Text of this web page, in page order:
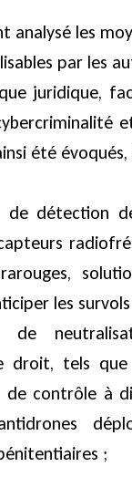
analysé les
par les
juridique,
été
de détection
les
droit, tels
de contrôle à
;